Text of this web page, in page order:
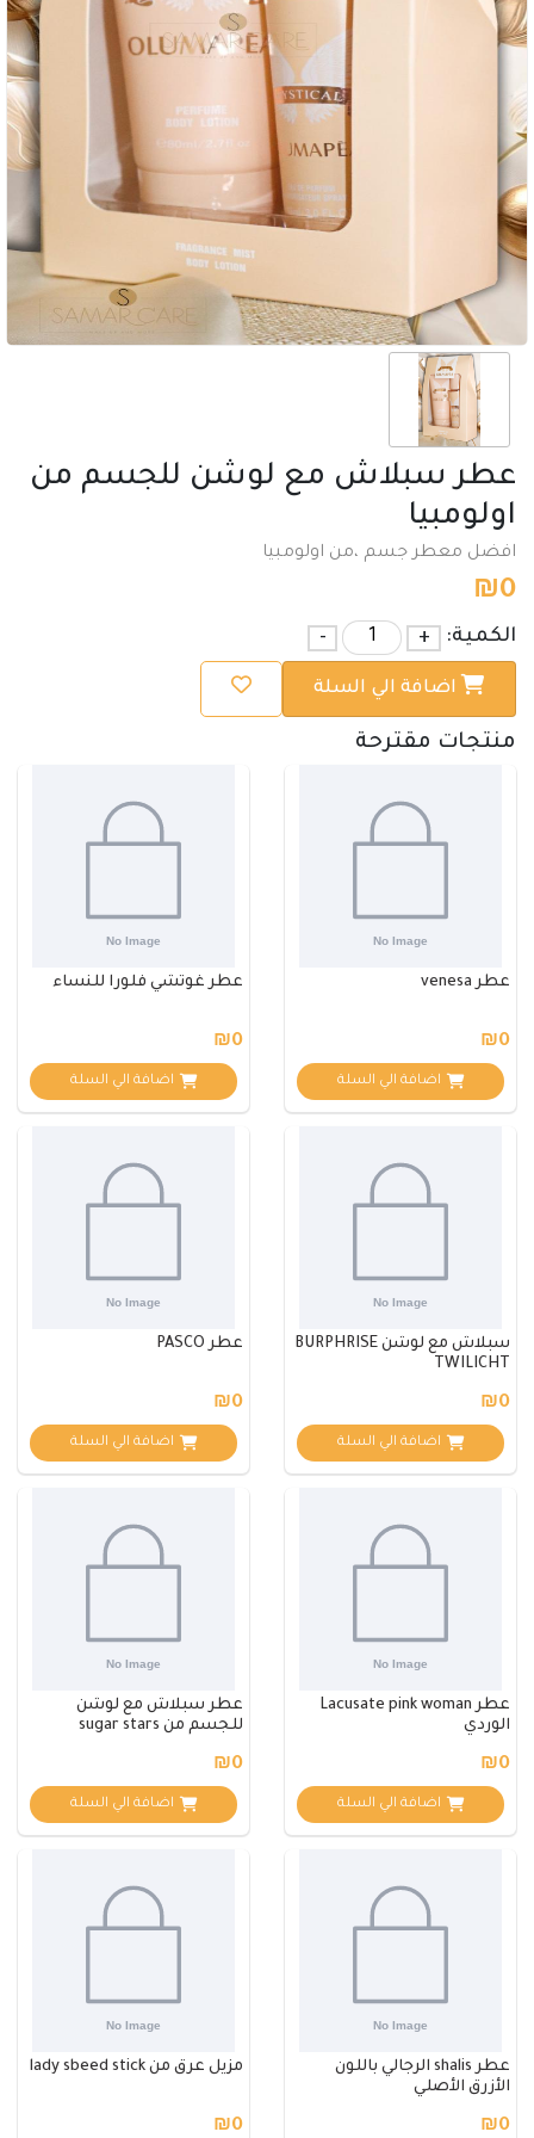
عطر سبلاش مع لوشن للجسم من
اولومبيا
افضل معطر جسم ،من اولومبيا
₪0
الكمية: +
-
اضافة الي السلة
منتجات مقترحة
عطر venesa
₪0
اضافة الي السلة
عطر غوتشي فلورا للنساء
₪0
اضافة الي السلة
سبلاش مع لوشن BURPHRISE
TWILICHT
₪0
اضافة الي السلة
عطر PASCO
₪0
اضافة الي السلة
عطر Lacusate pink woman
الوردي
₪0
اضافة الي السلة
عطر سبلاش مع لوشن
للجسم من sugar stars
₪0
اضافة الي السلة
عطر shalis الرجالي باللون
الأزرق الأصلي
₪0
مزيل عرق من lady sbeed stick
₪0